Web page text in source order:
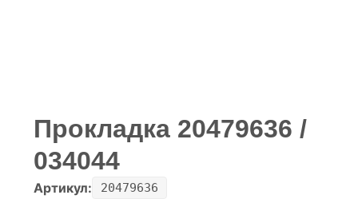
Прокладка 20479636 /
034044
Артикул: 20479636